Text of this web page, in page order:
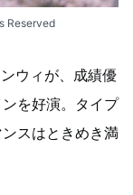
Reserved
ウィが、成績優
を好演。タイプ
スはときめき満